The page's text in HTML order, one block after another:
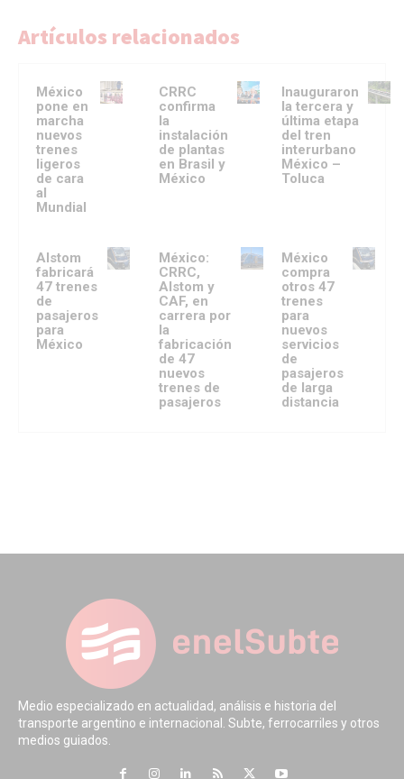
Artículos relacionados
México
pone en
marcha
nuevos
trenes
ligeros
de cara
al
Mundial
CRRC
confirma
la
instalación
de plantas
en Brasil y
México
Inauguraron
la tercera y
última etapa
del tren
interurbano
México –
Toluca
Alstom
fabricará
47 trenes
de
pasajeros
para
México
México:
CRRC,
Alstom y
CAF, en
carrera por
la
fabricación
de 47
nuevos
trenes de
pasajeros
México
compra
otros 47
trenes
para
nuevos
servicios
de
pasajeros
de larga
distancia
Medio especializado en actualidad, análisis e historia del
transporte argentino e internacional. Subte, ferrocarriles y otros
medios guiados.